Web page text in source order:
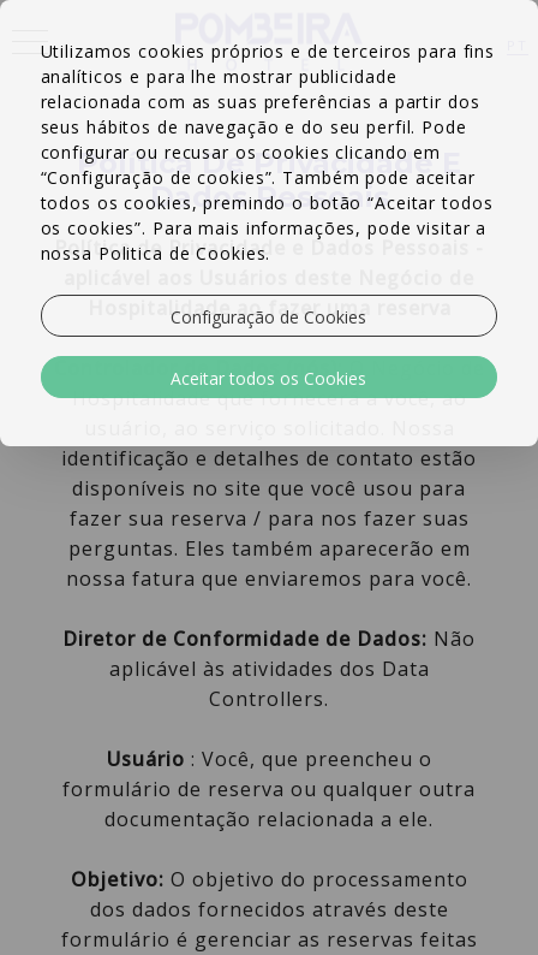
<
Política De Privacidade E
Dados Pessoais
Política de Privacidade e Dados Pessoais -
Hospitalidade ao fazer uma reserva
Controlador de Dados (nós): O Negócio de
Hospitalidade que fornecerá a você, ao
identificação e detalhes de contato estão
disponíveis no site que você usou para
fazer sua reserva / para nos fazer suas
perguntas. Eles também aparecerão em
nossa fatura que enviaremos para você.
Diretor de Conformidade de Dados: Não
aplicável às atividades dos Data
Controllers.
Usuário : Você, que preencheu o
formulário de reserva ou qualquer outra
documentação relacionada a ele.
Objetivo: O objetivo do processamento
dos dados fornecidos através deste
formulário é gerenciar as reservas feitas
Utilizamos cookies próprios e de terceiros para fins
analíticos e para lhe mostrar publicidade
relacionada com as suas preferências a partir dos
seus hábitos de navegação e do seu perfil. Pode
configurar ou recusar os cookies clicando em
“Configuração de cookies”. Também pode aceitar
todos os cookies, premindo o botão “Aceitar todos
os cookies”. Para mais informações, pode visitar a
nossa Politica de Cookies.
Configuração de Cookies
Aceitar todos os Cookies